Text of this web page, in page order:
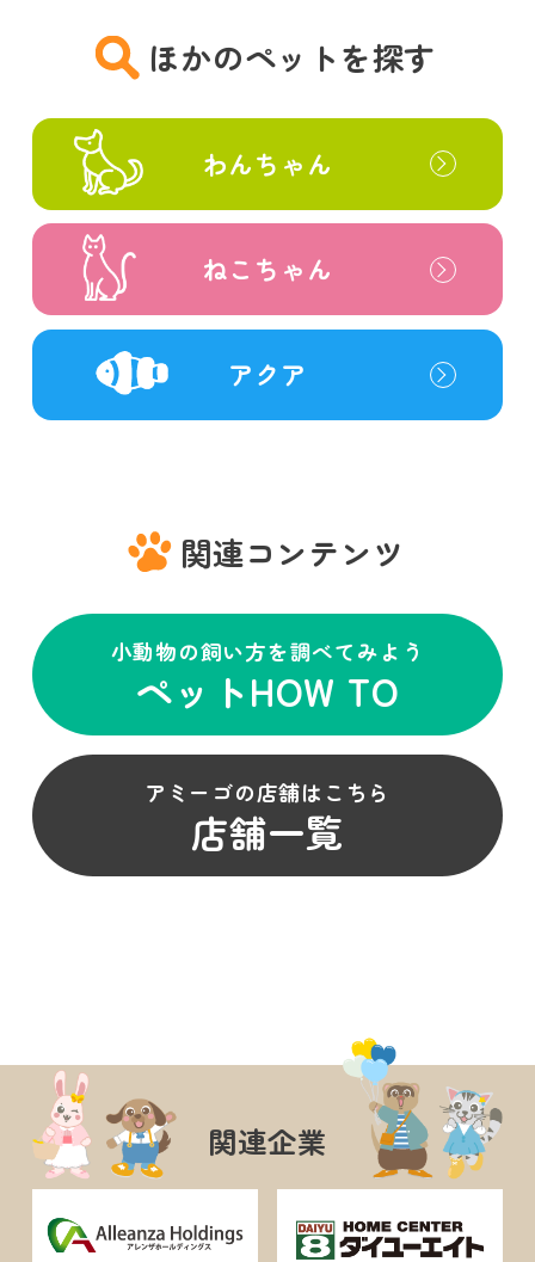
ほかのペットを探す
わんちゃん
ねこちゃん
アクア
関連コンテンツ
小動物の飼い方を調べてみよう
ペットHOW TO
アミーゴの店舗はこちら
店舗一覧
関連企業